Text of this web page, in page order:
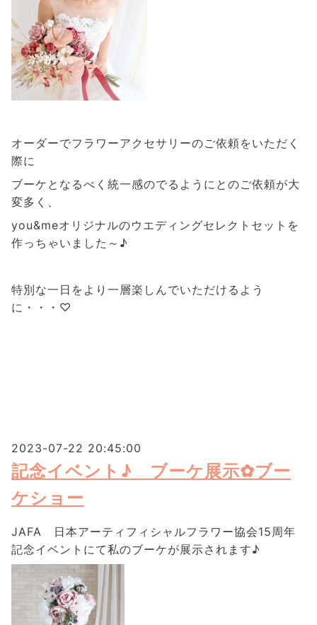
オーダーでフラワーアクセサリーのご依頼をいただく
際に
ブーケとなるべく統一感のでるように とのご依頼が大
変多く、
you&meオリジナルのウエディングセレクト セットを
作っちゃいました～♪
特別な一日をより一層楽しんでいただけるよう
に・・・♡
2023-07-22 20:45:00
記念イベント♪ ブーケ展示✿ブー
ケショー
JAFA 日本アーティフィシャルフラワー協会15周年
記念イベントにて私のブーケが展示されます♪